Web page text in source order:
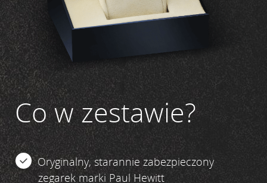
Co w zestawie?
Oryginalny, starannie zabezpieczony
zegarek marki Paul Hewitt